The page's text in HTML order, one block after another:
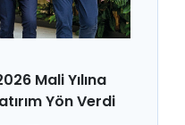
Mali Yılına
Yön Verdi